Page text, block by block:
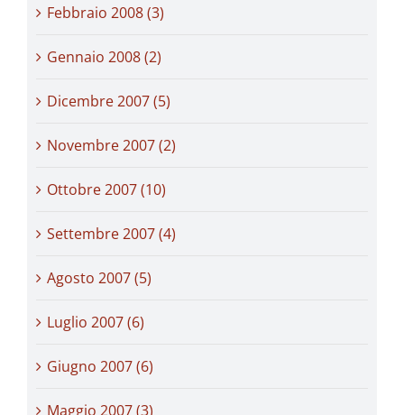
Febbraio 2008 (3)
Gennaio 2008 (2)
Dicembre 2007 (5)
Novembre 2007 (2)
Ottobre 2007 (10)
Settembre 2007 (4)
Agosto 2007 (5)
Luglio 2007 (6)
Giugno 2007 (6)
Maggio 2007 (3)